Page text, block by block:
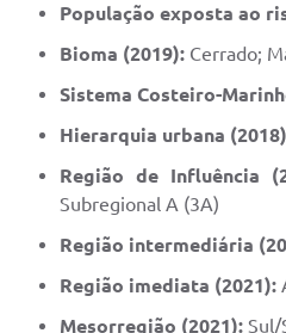
População exposta ao
Bioma (2019): Cerrado;
Sistema Costeiro-
Hierarquia urbana
Região de Influência
Subregional A (3A)
Região intermediária
Região imediata (2021):
Mesorregião (2021): Sul/